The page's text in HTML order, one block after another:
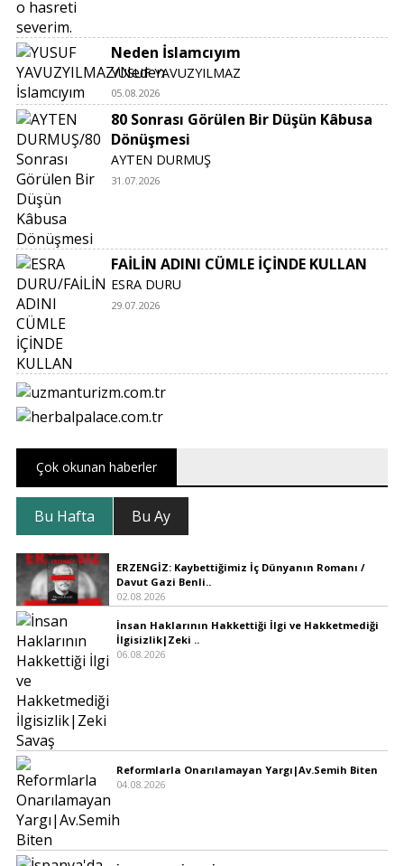
Neden İslamcıyım
YUSUF YAVUZYILMAZ
05.08.2026
80 Sonrası Görülen Bir Düşün Kâbusa
Dönüşmesi
AYTEN DURMUŞ
31.07.2026
FAİLİN ADINI CÜMLE İÇİNDE KULLAN
ESRA DURU
29.07.2026
Çok okunan haberler
Bu Hafta Bu Ay
ERZENGİZ: Kaybettiğimiz İç Dünyanın Romanı /
Davut Gazi Benli..
02.08.2026
İnsan Haklarının Hakkettiği İlgi ve Hakketmediği
İlgisizlik|Zeki ..
06.08.2026
Reformlarla Onarılamayan Yargı|Av.Semih Biten
04.08.2026